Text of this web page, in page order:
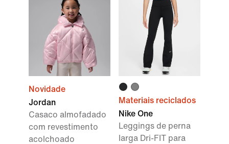
Novidade
Jordan
Casaco almofadado
com revestimento
acolchoado
Materiais reciclados
Nike One
Leggings de perna
larga Dri-FIT para